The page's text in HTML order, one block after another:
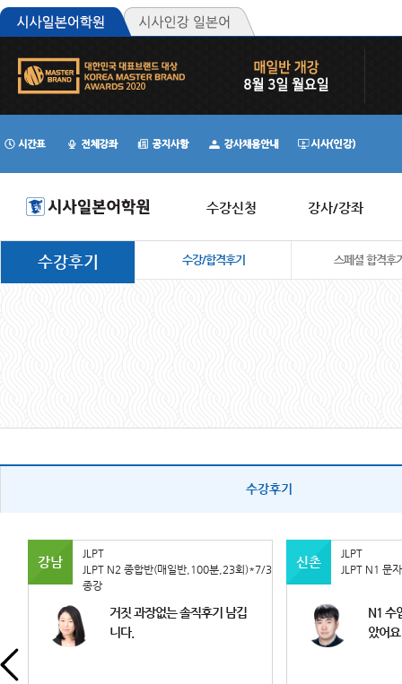
수강신청 강사/강좌
수강후기 수강/합격후기 스페셜 합격후
수강후기
강남
JLPT
JLPT N2 종합반(매일반,100분,23회)*7/3
종강
거짓 과장없는 솔직후기 남깁
니다.
신촌
JLPT
JLPT N1 문
N1 수
았어요